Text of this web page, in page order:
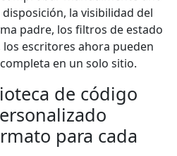
la visibilidad del
padre, los filtros de estado
escritores ahora pueden
en un solo sitio.
de código
para cada